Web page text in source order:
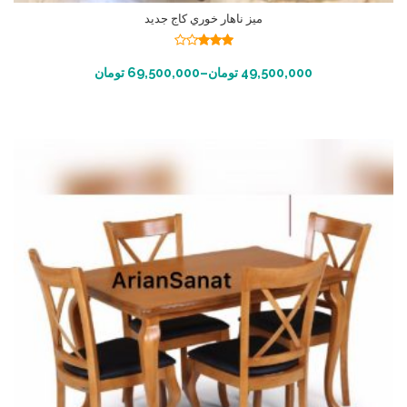
ميز ناهار خوري كاج جديد
5
49,500,000 تومان–
69,500,000 تومان انتخاب گزینه ها